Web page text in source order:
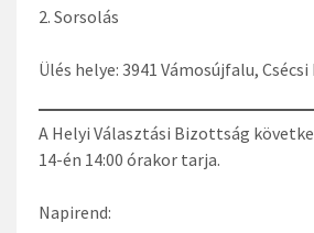
Sorsolás
Ülés helye: 3941 Vámosújfalu, Csécsi
A Helyi Választási Bizottság
14-én 14:00 órakor tarja.
Napirend: